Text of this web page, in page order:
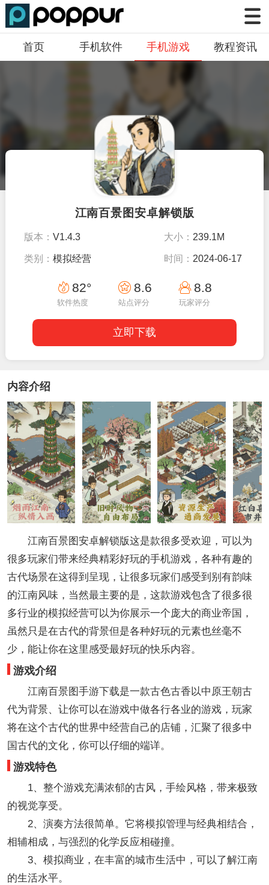
首页 手机软件 手机游戏 教程资讯
江南百景图安卓解锁版
版本：V1.4.3 大小：239.1M
类别：模拟经营 时间： 2024-06-17
19:29:02
82°
软件热度
8.6
站点评分
8.8
玩家评分
立即下载
内容介绍
江南百景图安卓解锁版这是款很多受欢迎，可以为
很多玩家们带来经典精彩好玩的手机游戏，各种有趣的
古代场景在这得到呈现，让很多玩家们感受到别有韵味
的江南风味，当然最主要的是，这款游戏包含了很多很
多行业的模拟经营可以为你展示一个庞大的商业帝国，
虽然只是在古代的背景但是各种好玩的元素也丝毫不
少，能让你在这里感受最好玩的快乐内容。
游戏介绍
江南百景图手游下载是一款古色古香以中原王朝古
代为背景、让你可以在游戏中做各行各业的游戏，玩家
将在这个古代的世界中经营自己的店铺，汇聚了很多中
国古代的文化，你可以仔细的端详。
游戏特色
1、整个游戏充满浓郁的古风，手绘风格，带来极致
的视觉享受。
2、演奏方法很简单。它将模拟管理与经典相结合，
相辅相成，与强烈的化学反应相碰撞。
3、模拟商业，在丰富的城市生活中，可以了解江南
的生活水平。